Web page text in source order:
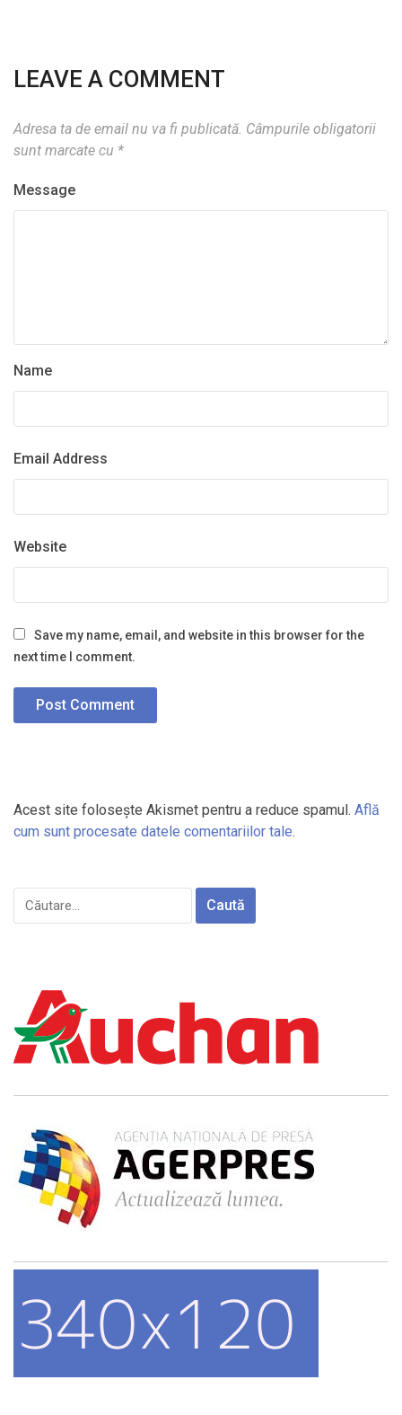
LEAVE A COMMENT
Adresa ta de email nu va fi publicată. Câmpurile obligatorii
sunt marcate cu *
Message
Name
Email Address
Website
Save my name, email, and website in this browser for the
next time I comment.
Acest site folosește Akismet pentru a reduce spamul. Află
cum sunt procesate datele comentariilor tale.
Caută